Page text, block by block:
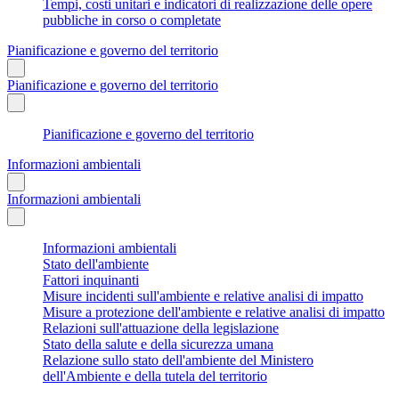
Tempi, costi unitari e indicatori di realizzazione delle opere
pubbliche in corso o completate
Pianificazione e governo del territorio
Pianificazione e governo del territorio
Pianificazione e governo del territorio
Informazioni ambientali
Informazioni ambientali
Informazioni ambientali
Stato dell'ambiente
Fattori inquinanti
Misure incidenti sull'ambiente e relative analisi di impatto
Misure a protezione dell'ambiente e relative analisi di impatto
Relazioni sull'attuazione della legislazione
Stato della salute e della sicurezza umana
Relazione sullo stato dell'ambiente del Ministero
dell'Ambiente e della tutela del territorio